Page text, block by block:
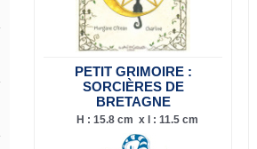
PETIT GRIMOIRE :
SORCIÈRES DE
BRETAGNE
H : 15.8 cm x l : 11.5 cm